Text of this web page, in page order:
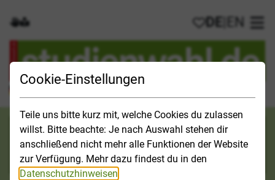
Cookie-Einstellungen
Teile uns bitte kurz mit, welche Cookies du zulassen
willst. Bitte beachte: Je nach Auswahl stehen dir
anschließend nicht mehr alle Funktionen der Website
zur Verfügung. Mehr dazu findest du in den
Datenschutzhinweisen
Gebärdensprache
Leichte Sprache
Meine
DE EN
Suchkategorie